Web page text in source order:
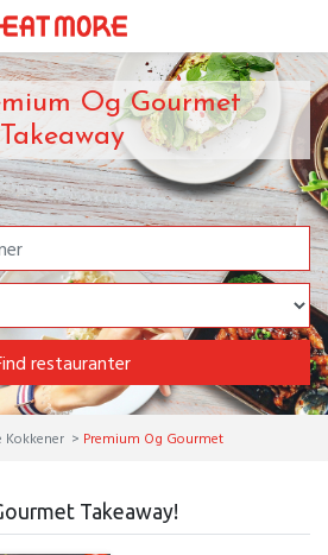
Og Gourmet
Takeaway
restauranter
Kokkener Premium Og Gourmet
Takeaway!